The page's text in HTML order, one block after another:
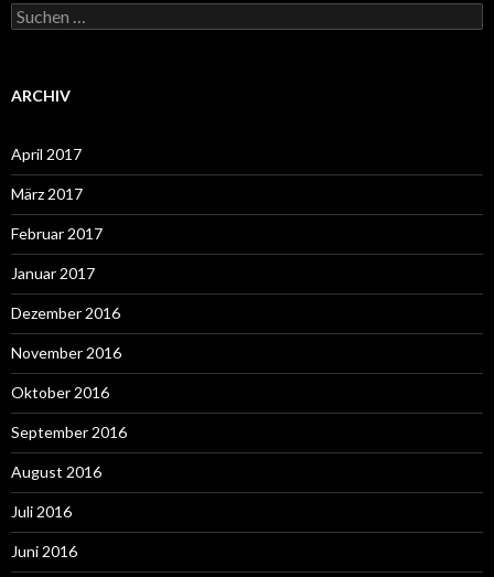
Suchen
nach:
ARCHIV
April 2017
März 2017
Februar 2017
Januar 2017
Dezember 2016
November 2016
Oktober 2016
September 2016
August 2016
Juli 2016
Juni 2016